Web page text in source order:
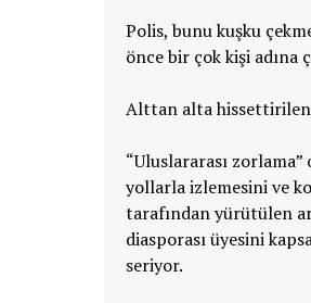
Polis, bunu kuşku
önce bir çok kişi adına
Alttan alta hissettirilen,
“Uluslararası
yollarla izlemesini ve
tarafından yürütülen
diasporası üyesini
seriyor.